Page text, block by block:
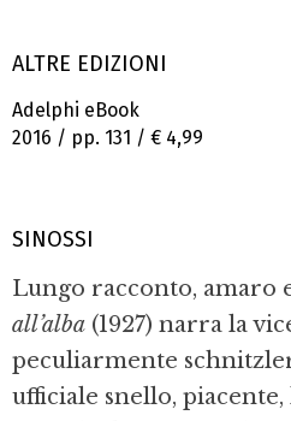
ALTRE EDIZIONI
Adelphi eBook
2016 / pp. 131 / € 4,99
SINOSSI
Lungo racconto, amaro
all’alba (1927) narra la
peculiarmente
ufficiale snello,